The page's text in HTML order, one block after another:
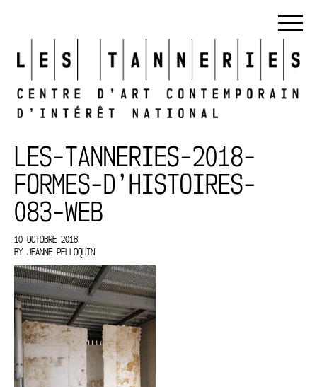
LES-TANNERIES-2018-
FORMES-D’HISTOIRES-
083-WEB
10 OCTOBRE 2018
BY JEANNE PELLOQUIN